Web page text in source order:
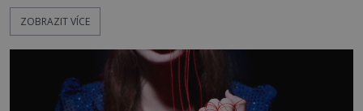
před sebou má rozložený jeden z nejzáhadnějších
magických textů. Jde o Abramelinův grimoár, který
kouzla, jak si někteří myslí, nebo jde o pouhou
pověru? Už šest měsíců pobývá
ZOBRAZIT VÍCE